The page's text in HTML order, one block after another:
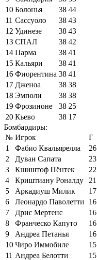
10 Болонья 38 44
11 Сассуоло 38 43
12 Удинезе 38 43
13 СПАЛ 38 42
14 Парма 38 41
15 Кальяри 38 41
16 Фиорентина 38 41
17 Дженоа 38 38
18 Эмполи 38 38
19 Фрозиноне 38 25
20 Кьево 38 17
Бомбардиры:
№ Игрок
Г
1
Фабио Квальярелла
26
2
Дуван Сапата
23
3
Кшиштоф Пёнтек
22
4
Криштиану Роналду
21
5
Аркадиуш Милик
17
6
Леонардо Паволетти
16
7
Дрис Мертенс
16
8
Франческо Капуто
16
9
Андреа Петанья
16
10 Чиро Иммобиле
15
11 Андреа Белотти
15